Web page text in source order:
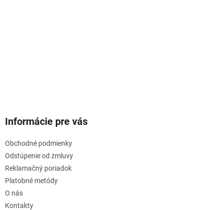
Informácie pre vás
Obchodné podmienky
Odstúpenie od zmluvy
Reklamačný poriadok
Platobné metódy
O nás
Kontakty